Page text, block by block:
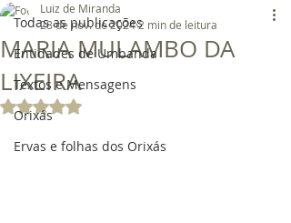
Todas as publicações
Entidades de Umbanda
Textos e Mensagens
Orixás
Ervas e folhas dos Orixás
MARIA MULAMBO DA
LIXEIRA
Luiz de Miranda
28 de nov. de 20242 min de leitura
Avaliado com NaN de 5 estrelas.